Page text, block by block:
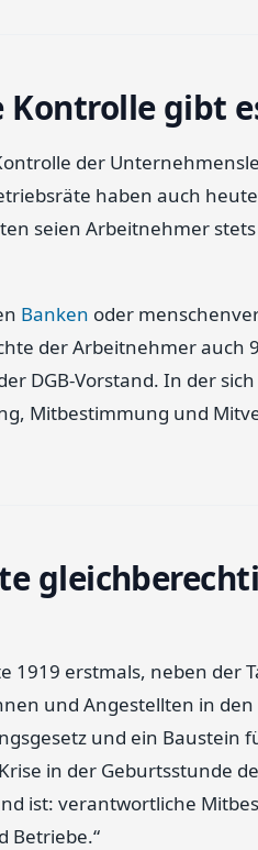
gibt
der
haben auch
seien Arbeitnehmer
Banken oder
der Arbeitnehmer auch
DGB-Vorstand. In der
Mitbestimmung und
1919 erstmals, neben der
und Angestellten in
und ein Baustein
in der Geburtsstunde
ist: verantwortliche
Betriebe.“